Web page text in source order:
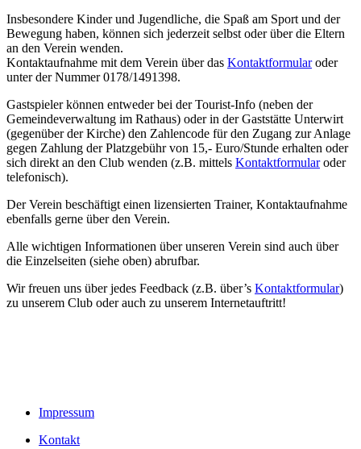
Insbesondere Kinder und Jugendliche, die Spaß am Sport und der
Bewegung haben, können sich jederzeit selbst oder über die Eltern
an den Verein wenden.
Kontaktaufnahme mit dem Verein über das Kontaktformularoder
unter der Nummer 0178/1491398.
Gastspieler können entweder bei der Tourist-Info (neben der
Gemeindeverwaltung im Rathaus) oder in der Gaststätte Unterwirt
(gegenüber der Kirche) den Zahlencode für den Zugang zur Anlage
gegen Zahlung der Platzgebühr von 15,- Euro/Stunde erhalten oder
sich direkt an den Club wenden (z.B. mittels Kontaktformularoder
telefonisch).
Der Verein beschäftigt einen lizensierten Trainer, Kontaktaufnahme
ebenfalls gerne über den Verein.
Alle wichtigen Informationen über unseren Verein sind auch über
die Einzelseiten (siehe oben) abrufbar.
Wir freuen uns über jedes Feedback (z.B. über’s Kontaktformular)
zu unserem Club oder auch zu unserem Internetauftritt!
Impressum
Kontakt